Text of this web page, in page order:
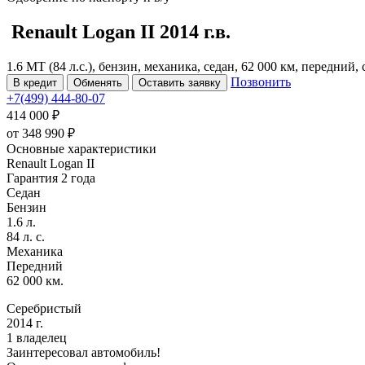
Renault Logan II 2014 г.в.
1.6 MT (84 л.с.), бензин, механика, седан, 62 000 км, передний,
В кредит Обменять Оставить заявку
Позвонить
+7(499) 444-80-07
414 000 ₽
от 348 990 ₽
Основные характеристики
Renault Logan II
Гарантия 2 года
Седан
Бензин
1.6 л.
84 л. с.
Механика
Передний
62 000 км.
Серебристый
2014 г.
1 владелец
Заинтересовал автомобиль!